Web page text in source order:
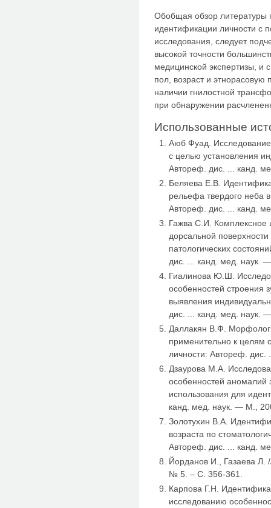
Обобщая обзор литературы
идентификации личности с
исследования, следует
высокой точности
медицинской экспертизы, и
пол, возраст и этнорасовую
наличии гнилостной
при обнаружении
Использованные
Аюб Фуад. Исследование
с целью установления
Автореф. дис. ... канд.
Беляева Е.В.
рельефа твердого неба
Автореф. дис. ... канд.
Гажва С.И. Комплексное
дорсальной
патологических
дис. ... канд. мед. наук.
Гиалинова Ю.Ш.
особенностей строения
выявления
дис. ... канд. мед. наук.
Даллакян В.Ф.
применительно к целям
личности: Автореф.
Дзаурова М.А.
особенностей аномалий
использования для
канд. мед. наук. — М.,
Золотухин В.А.
возраста по
Автореф. дис. ... канд.
Йорданов И., Газаева
№ 5. – С. 356-361.
Карпова Г.Н.
исследованию